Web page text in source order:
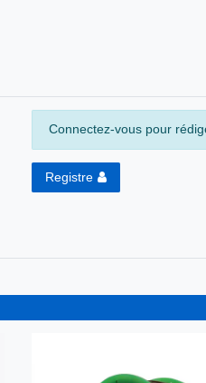
Connectez-vous pour
Registre